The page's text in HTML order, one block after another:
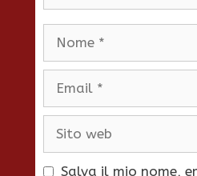
Salva il mio nome,